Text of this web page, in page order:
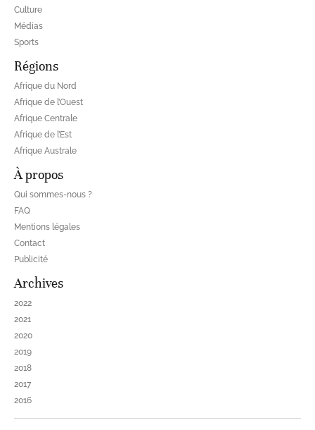
Culture
Médias
Sports
Régions
Afrique du Nord
Afrique de l’Ouest
Afrique Centrale
Afrique de l’Est
Afrique Australe
À propos
Qui sommes-nous ?
FAQ
Mentions légales
Contact
Publicité
Archives
2022
2021
2020
2019
2018
2017
2016